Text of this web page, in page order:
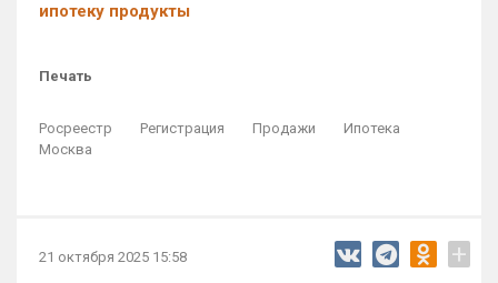
ипотеку продукты
Печать
Росреестр Регистрация Продажи
Ипотека
Москва
21 октября 2025 15:58 +